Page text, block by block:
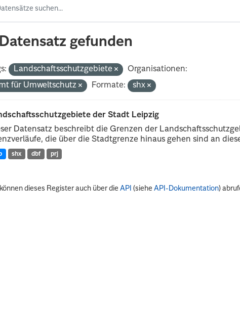
gefunden
Landschaftsschutzgebiete
Organisationen:
für Umweltschutz
Formate: shx
der Stadt Leipzig
Datensatz beschreibt die Grenzen der
die über die Stadtgrenze hinaus gehen sind an
shx dbf prj
dieses Register auch über dieAPI (sieheAPI-Dokumentation)